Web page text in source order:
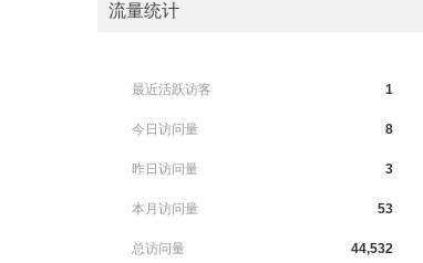
流量统计
1
最近活跃访客
8
今日访问量
3
昨日访问量
53
本月访问量
44,532
总访问量